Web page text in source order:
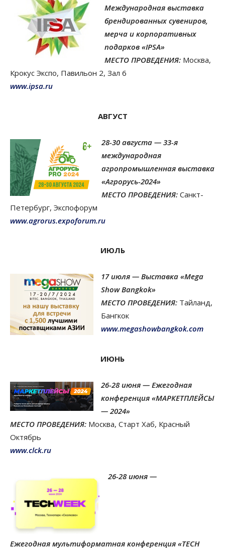
Международная выставка
брендированных сувениров,
мерча и корпоративных
подарков «IPSA»
МЕСТО ПРОВЕДЕНИЯ: Москва,
Крокус Экспо, Павильон 2, Зал 6
www.ipsa.ru
АВГУСТ
28-30 августа — 33-я
международная
агропромышленная выставка
«Агрорусь-2024»
МЕСТО ПРОВЕДЕНИЯ: Санкт-
Петербург, Экспофорум
www.agrorus.expoforum.ru
ИЮЛЬ
17 июля — Выставка «Mega
Show Bangkok»
МЕСТО ПРОВЕДЕНИЯ: Тайланд,
Бангкок
www.megashowbangkok.com
ИЮНЬ
26-28 июня — Ежегодная
конференция «МАРКЕТПЛЕЙСЫ
— 2024»
МЕСТО ПРОВЕДЕНИЯ: Москва, Старт Хаб, Красный
Октябрь
www.clck.ru
26-28 июня —
Ежегодная мультиформатная конференция «TECH